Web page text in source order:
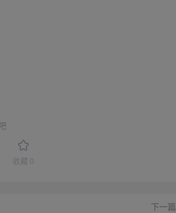
收藏 0
下一篇